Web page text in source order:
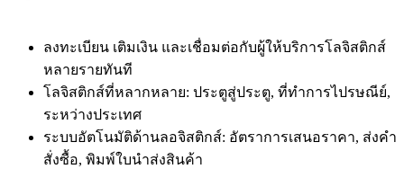
ลงทะเบียน เติมเงิน และเชื่อมต่อกับผู้ให้บริการโลจิสติกส์
หลายรายทันที
โลจิสติกส์ที่หลากหลาย: ประตูสู่ประตู, ที่ทำการไปรษณีย์,
ระหว่างประเทศ
ระบบอัตโนมัติด้านลอจิสติกส์: อัตราการเสนอราคา, ส่งคำ
สั่งซื้อ, พิมพ์ใบนำส่งสินค้า